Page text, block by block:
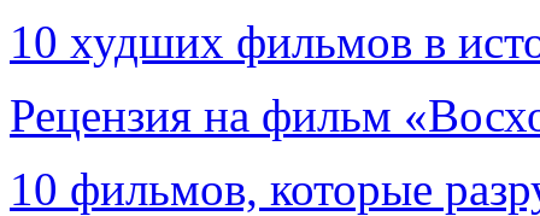
10 худших фильмов в
Рецензия на фильм
10 фильмов, которые